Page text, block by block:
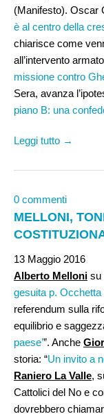
(Manifesto). Oscar
è al centro della
chiarisce come
all’intervento
missione contro
Sera, avanza
piano B: una
Leggi tutto →
0 commenti
MELLONI,
13 Maggio 2016
Alberto Melloni su
gesuita p. Occhetta
referendum sulla
equilibrio e
paese’”. Anche
storia: “Un invito a
Raniero La Valle,
Cattolici del No e
dovrebbero